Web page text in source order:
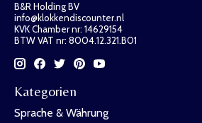
B&R Holding BV
info@klokkendiscounter.nl
KVK Chamber nr: 14629154
BTW VAT nr: 8004.12.321.B01
Kategorien
Sprache & Währung